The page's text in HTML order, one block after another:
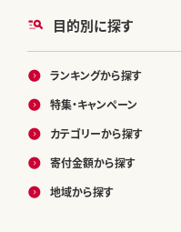
目的別に探す
ランキングから探す
特集・キャンペーン
カテゴリーから探す
寄付金額から探す
地域から探す